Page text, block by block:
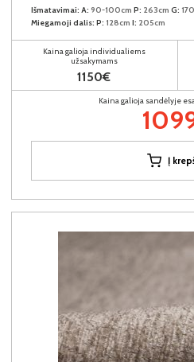
Išmatavimai: A: 90-100cm P: 263cm G:
Miegamoji dalis: P: 128cm I: 205cm
Kaina galioja individualiems
užsakymams
1150€
Kaina galioja sandėlyje
Į